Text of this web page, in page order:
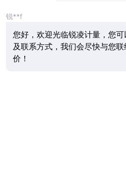
锐**f
您好，欢迎光临锐凌计量，您
及联系方式，我们会尽快与您
价！